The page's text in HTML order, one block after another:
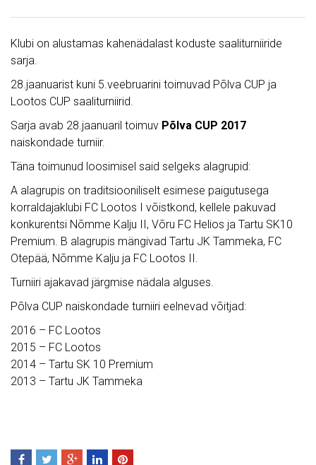
Klubi on alustamas kahenädalast koduste saaliturniiride
sarja.
28.jaanuarist kuni 5.veebruarini toimuvad Põlva CUP ja
Lootos CUP saaliturniirid.
Sarja avab 28.jaanuaril toimuv Põlva CUP 2017
naiskondade turniir.
Täna toimunud loosimisel said selgeks alagrupid:
A alagrupis on traditsiooniliselt esimese paigutusega
korraldajaklubi FC Lootos I võistkond, kellele pakuvad
konkurentsi Nõmme Kalju II, Võru FC Helios ja Tartu SK10
Premium. B alagrupis mängivad Tartu JK Tammeka, FC
Otepää, Nõmme Kalju ja FC Lootos II.
Turniiri ajakavad järgmise nädala alguses.
Põlva CUP naiskondade turniiri eelnevad võitjad:
2016 – FC Lootos
2015 – FC Lootos
2014 – Tartu SK 10 Premium
2013 – Tartu JK Tammeka